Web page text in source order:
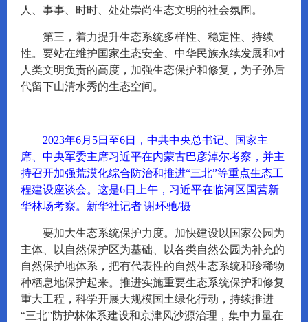
人、事事、时时、处处崇尚生态文明的社会氛围。
第三，着力提升生态系统多样性、稳定性、持续
性。要站在维护国家生态安全、中华民族永续发展和对
人类文明负责的高度，加强生态保护和修复，为子孙后
代留下山清水秀的生态空间。
2023年6月5日至6日，中共中央总书记、国家主
席、中央军委主席习近平在内蒙古巴彦淖尔考察，并主
持召开加强荒漠化综合防治和推进“三北”等重点生态工
程建设座谈会。这是6日上午，习近平在临河区国营新
华林场考察。新华社记者 谢环驰/摄
要加大生态系统保护力度。加快建设以国家公园为
主体、以自然保护区为基础、以各类自然公园为补充的
自然保护地体系，把有代表性的自然生态系统和珍稀物
种栖息地保护起来。推进实施重要生态系统保护和修复
重大工程，科学开展大规模国土绿化行动，持续推进
“三北”防护林体系建设和京津风沙源治理，集中力量在